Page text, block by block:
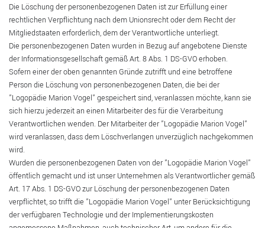
Die Löschung der personenbezogenen Daten ist zur Erfüllung einer
rechtlichen Verpflichtung nach dem Unionsrecht oder dem Recht der
Mitgliedstaaten erforderlich, dem der Verantwortliche unterliegt.
Die personenbezogenen Daten wurden in Bezug auf angebotene Dienste
der Informationsgesellschaft gemäß Art. 8 Abs. 1 DS-GVO erhoben.
Sofern einer der oben genannten Gründe zutrifft und eine betroffene
Person die Löschung von personenbezogenen Daten, die bei der
"Logopädie Marion Vogel" gespeichert sind, veranlassen möchte, kann sie
sich hierzu jederzeit an einen Mitarbeiter des für die Verarbeitung
Verantwortlichen wenden. Der Mitarbeiter der "Logopädie Marion Vogel"
wird veranlassen, dass dem Löschverlangen unverzüglich nachgekommen
wird.
Wurden die personenbezogenen Daten von der "Logopädie Marion Vogel"
öffentlich gemacht und ist unser Unternehmen als Verantwortlicher gemäß
Art. 17 Abs. 1 DS-GVO zur Löschung der personenbezogenen Daten
verpflichtet, so trifft die "Logopädie Marion Vogel" unter Berücksichtigung
der verfügbaren Technologie und der Implementierungskosten